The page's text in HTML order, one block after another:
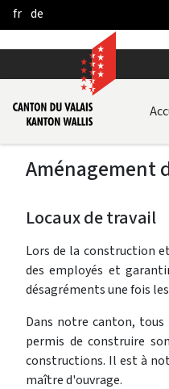
Skip to Main Content
fr de
Aménagement
Locaux de travail
Lors de la construction
des employés et
désagréments une fois
Dans notre canton,
permis de construire
constructions. Il est à
maître d'ouvrage.